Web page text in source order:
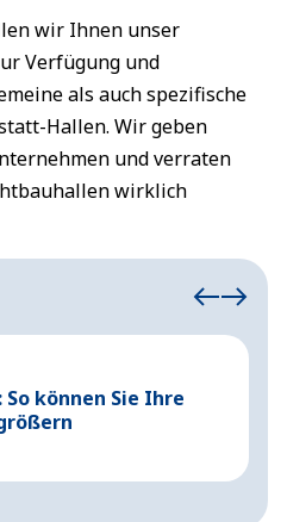
wir Ihnen unser
Verfügung und
als auch spezifische
Hallen. Wir geben
und verraten
wirklich
können Sie Ihre